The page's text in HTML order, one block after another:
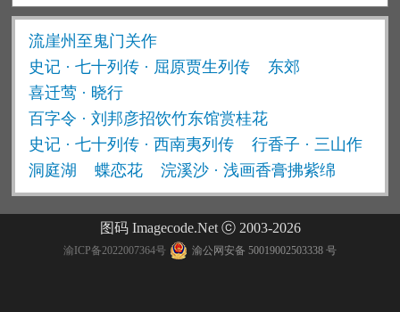
流崖州至鬼门关作
史记 · 七十列传 · 屈原贾生列传
东郊
喜迁莺 · 晓行
百字令 · 刘邦彦招饮竹东馆赏桂花
史记 · 七十列传 · 西南夷列传
行香子 · 三山作
洞庭湖
蝶恋花 浣溪沙 · 浅画香膏拂紫绵
图码 Imagecode.Net ⓒ 2003-2026
渝ICP备2022007364号 渝公网安备 50019002503338 号